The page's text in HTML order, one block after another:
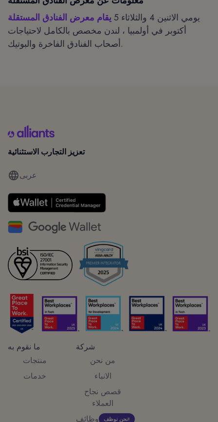
يقام معرض الفنادق المستقلة
أكتوبر في أولمبيا ، لندن مخصص بالكامل لاحتياجات
أصحاب الفنادق الفاخرة والبوتيك.
تعزيز التجارب الاستثنائية
عربى
ما نقوم به
منتجات
خدمات
شركة
من نحن
الانباء
قصص نجاح
العملاء
وظائف
نحن نوظف!